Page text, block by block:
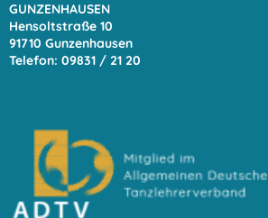
GUNZENHAUSEN
Hensoltstraße 10
91710 Gunzenhausen
Telefon: 09831 / 21 20